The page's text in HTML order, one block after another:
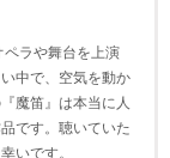
ラや舞台を上演
中で、空気を動か
魔笛』は本当に人
です。聴いていた
いです。